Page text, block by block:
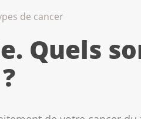
de cancer
Quels